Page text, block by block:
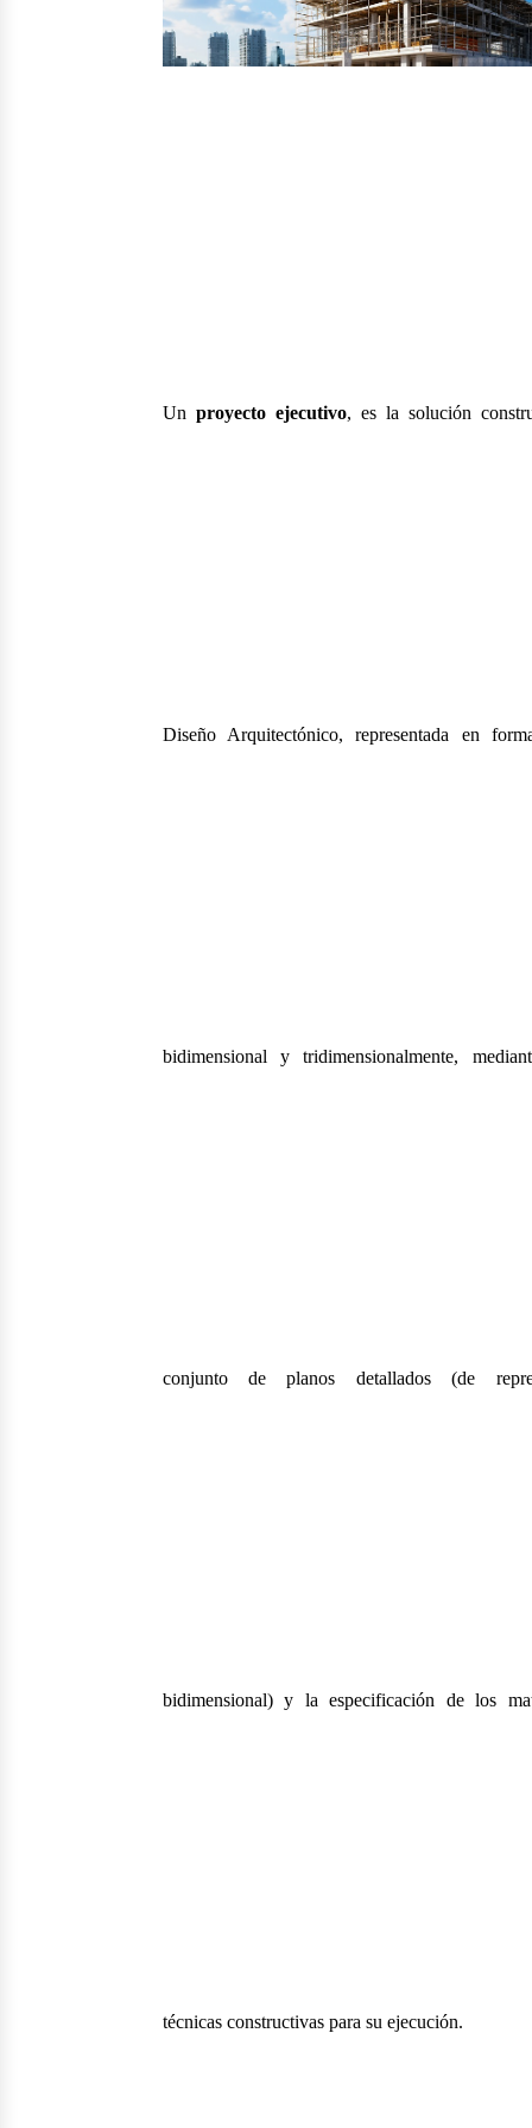
Un proyecto ejecutivo, es la solución
Diseño Arquitectónico, representada en
bidimensional y tridimensionalmente,
conjunto de planos detallados (de
bidimensional) y la especificación de los
técnicas constructivas para su ejecución.